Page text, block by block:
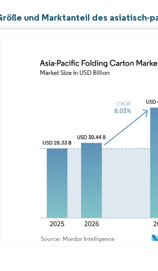
und Marktanteil des asiatisch-
Bild © Mordor